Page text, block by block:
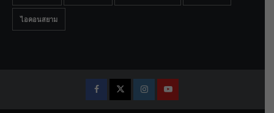
ไอคอนสยาม
FacebookTwitterInstagramYoutube